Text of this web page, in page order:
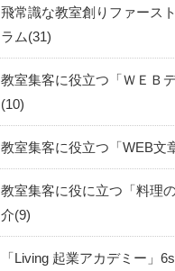
飛常識な教室創りファース
ラム 31
教室集客に役立つ「ＷＥＢ
10
教室集客に役立つ「WEB文
教室集客に役に立つ「料理
介 9
「Living 起業アカデミー」